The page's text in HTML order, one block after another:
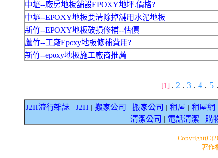
中壢--廠房地板舖設EPOXY地坪.價格?
中壢--EPOXY地板要清除掉舖用水泥地板
新竹--EPOXY地板破損修補--估價
蘆竹--工廠Epoxy地板修補費用?
新竹--epoxy地板施工廠商推薦
[1] . 2 . 3 . 4 . 5 .
J2H流行雜誌 J2H 搬家公司 搬家公司 租屋 租屋網
清潔公司 電話清潔 購
著作